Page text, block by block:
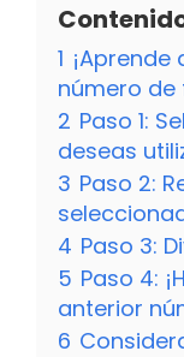
1
número de
2 Paso 1:
deseas
3 Paso 2:
4 Paso 3:
5 Paso 4:
anterior
6